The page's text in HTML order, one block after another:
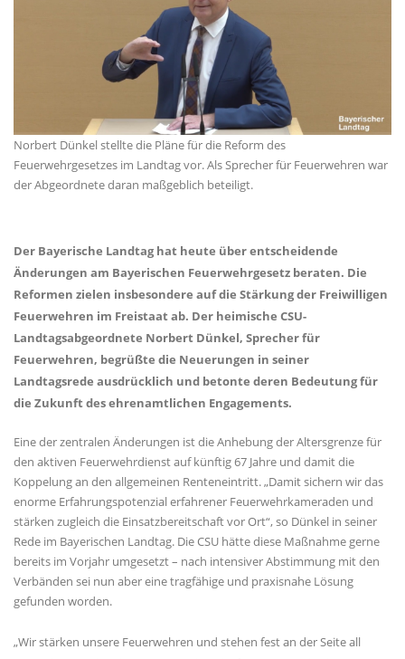
Norbert Dünkel stellte die Pläne für die Reform des
Feuerwehrgesetzes im Landtag vor. Als Sprecher für Feuerwehren war
der Abgeordnete daran maßgeblich beteiligt.
Der Bayerische Landtag hat heute über entscheidende
Änderungen am Bayerischen Feuerwehrgesetz beraten. Die
Reformen zielen insbesondere auf die Stärkung der Freiwilligen
Feuerwehren im Freistaat ab. Der heimische CSU-
Landtagsabgeordnete Norbert Dünkel, Sprecher für
Feuerwehren, begrüßte die Neuerungen in seiner
Landtagsrede ausdrücklich und betonte deren Bedeutung für
die Zukunft des ehrenamtlichen Engagements.
Eine der zentralen Änderungen ist die Anhebung der Altersgrenze für
den aktiven Feuerwehrdienst auf künftig 67 Jahre und damit die
Koppelung an den allgemeinen Renteneintritt. „Damit sichern wir das
enorme Erfahrungspotenzial erfahrener Feuerwehrkameraden und
stärken zugleich die Einsatzbereitschaft vor Ort“, so Dünkel in seiner
Rede im Bayerischen Landtag. Die CSU hätte diese Maßnahme gerne
bereits im Vorjahr umgesetzt – nach intensiver Abstimmung mit den
Verbänden sei nun aber eine tragfähige und praxisnahe Lösung
gefunden worden.
Wir stärken unsere Feuerwehren und stehen fest an der Seite all